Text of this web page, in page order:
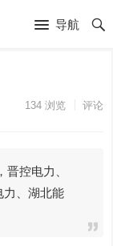
导航
134浏览 评论
控电力、
力、湖北能